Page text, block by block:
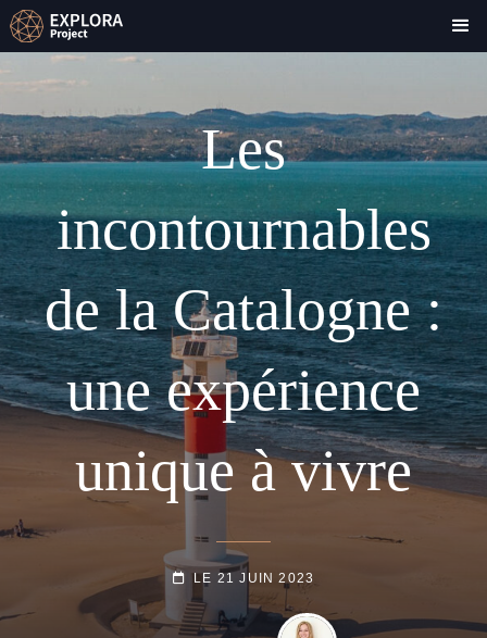
Les
incontournables
de la Catalogne :
une expérience
unique à vivre
POSTED-
ON
LE 21 JUIN 2023
BY
LINE
BYLINE